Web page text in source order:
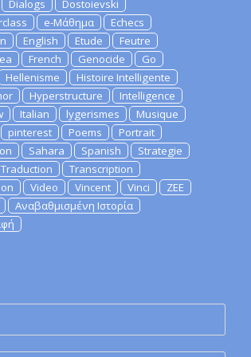
Dialogs
Dostoievski
e-Μάθημα
Echecs
English Etude
Feutre
French Genocide
Go
Hellenisme
Histoire Intelligente
Hyperstructure
Intelligence
Italian lygerismes
Musique
pinterest Poems
Portrait
Sahara Spanish
Strategie
Traduction
Transcription
Video Vincent Vinci
ZEE
Αναβαθμισμένη Ιστορία